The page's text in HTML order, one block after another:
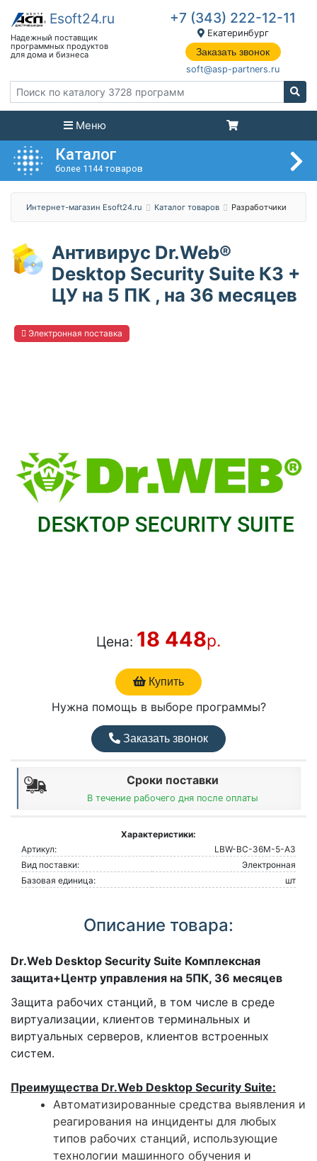
+7 (343) 222-12-11
Екатеринбург
Заказать звонок
soft@asp-partners.ru
Меню
Каталог
более 1144 товаров
Интернет-магазин Esoft24.ru Каталог товаров Разработчики
Антивирус Dr.Web®
Desktop Security Suite КЗ +
ЦУ на 5 ПК , на 36 месяцев
Электронная поставка
Цена: 18 448р.
Купить
Нужна помощь в выборе программы?
Заказать звонок
Сроки поставки
В течение рабочего дня после оплаты
Характеристики:
Артикул:
LBW-BC-36M-5-A3
Вид поставки:
Электронная
Базовая единица:
шт
Описание товара:
Dr.Web Desktop Security Suite Комплексная
защита+Центр управления на 5ПК, 36 месяцев
Защита рабочих станций, в том числе в среде
виртуализации, клиентов терминальных и
виртуальных серверов, клиентов встроенных
систем.
Преимущества Dr.Web Desktop Security Suite:
Автоматизированные средства выявления и
реагирования на инциденты для любых
типов рабочих станций, использующие
технологии машинного обучения и